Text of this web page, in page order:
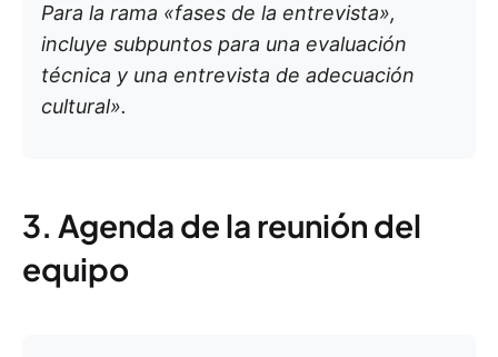
Para la rama «fases de la entrevista»,
incluye subpuntos para una evaluación
técnica y una entrevista de adecuación
cultural».
3. Agenda de la reunión del
equipo